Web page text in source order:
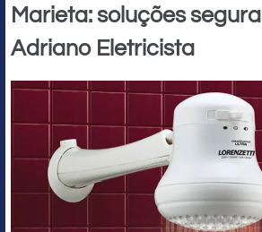
Marieta: soluções
Adriano Eletricista